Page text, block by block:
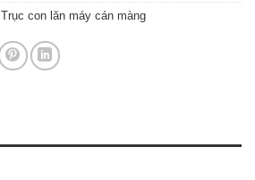
Trục con lăn máy cán màng